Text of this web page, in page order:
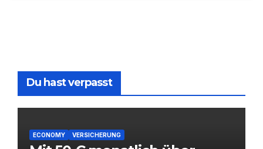
Du hast verpasst
ECONOMY VERSICHERUNG